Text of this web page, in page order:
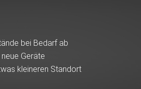
bei Bedarf ab
Geräte
kleineren Standort